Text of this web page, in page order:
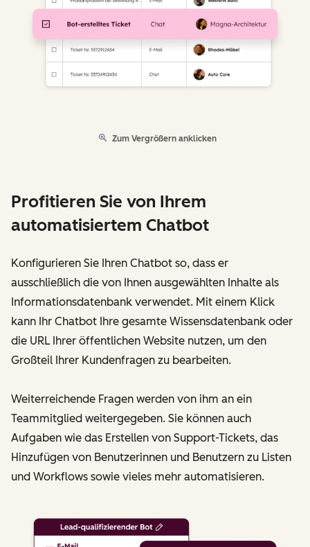
Zum Vergrößern anklicken
Profitieren Sie von Ihrem
automatisiertem Chatbot
Konfigurieren Sie Ihren Chatbot so, dass er
ausschließlich die von Ihnen ausgewählten Inhalte als
Informationsdatenbank verwendet. Mit einem Klick
kann Ihr Chatbot Ihre gesamte Wissensdatenbank oder
die URL Ihrer öffentlichen Website nutzen, um den
Großteil Ihrer Kundenfragen zu bearbeiten.
Weiterreichende Fragen werden von ihm an ein
Teammitglied weitergegeben. Sie können auch
Aufgaben wie das Erstellen von Support-Tickets, das
Hinzufügen von Benutzerinnen und Benutzern zu Listen
und Workflows sowie vieles mehr automatisieren.